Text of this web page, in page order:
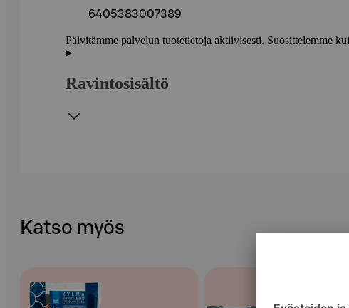
6405383007389
Päivitämme palvelun tuotetietoja aktiivisesti. Suosittelemme
Ravintosisältö
Katso myös